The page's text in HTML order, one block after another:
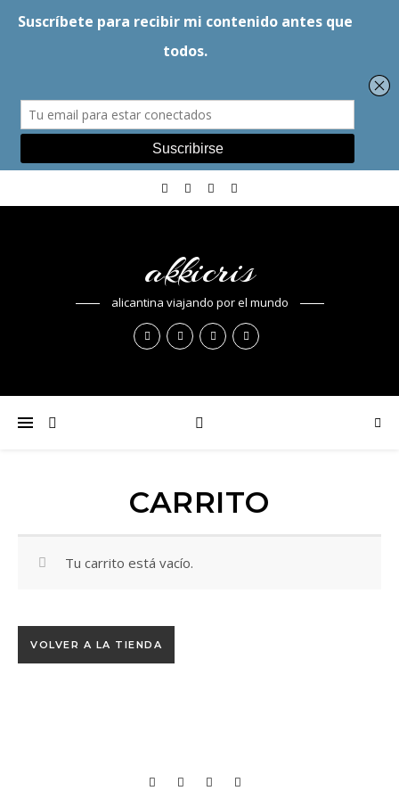
akkicris
alicantina viajando por el mundo
CARRITO
Tu carrito está vacío.
VOLVER A LA TIENDA